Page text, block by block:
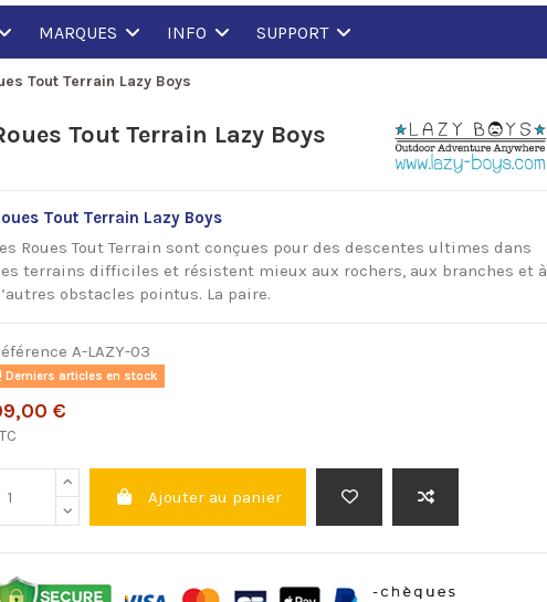
MARQUES INFO SUPPORT
Tout Terrain Lazy Boys
Tout Terrain Lazy Boys
Tout Terrain Lazy Boys
Roues Tout Terrain sont conçues pour des descentes ultimes dans
terrains difficiles et résistent mieux aux rochers, aux branches et à
obstacles pointus. La paire.
A-LAZY-03
Derniers articles en stock
€
Ajouter au panier